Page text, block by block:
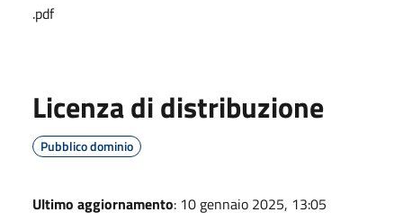
.pdf
Licenza di distribuzione
Pubblico dominio
Ultimo aggiornamento: 10 gennaio 2025, 13:05